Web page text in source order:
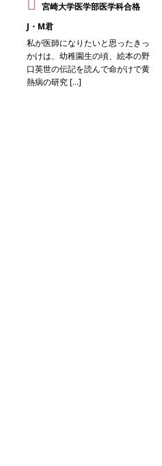
宮崎大学医学部医学科合格
J・M君
私が医師になりたいと思ったきっ
かけは、幼稚園生の頃、絵本の野
口英世の伝記を読んで命がけで黄
熱病の研究 […]